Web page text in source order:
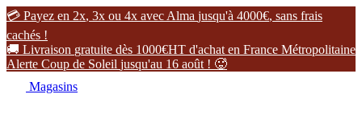
4000€, sans frais
cachés !
 Livraison gratuite dès 1000€HT d'achat en France Métropolitaine
Alerte Coup de Soleil jusqu'au 16 août ! 
Magasins